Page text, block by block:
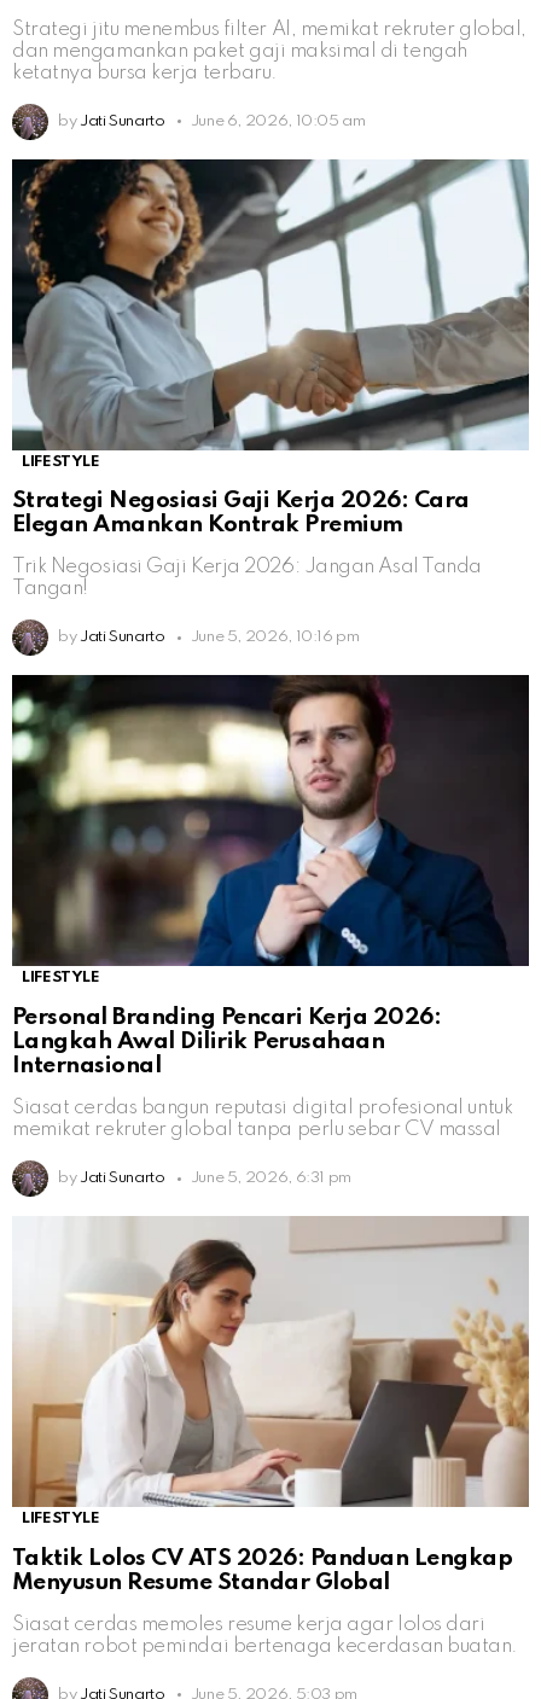
Strategi jitu menembus filter AI, memikat rekruter global,
dan mengamankan paket gaji maksimal di tengah
ketatnya bursa kerja terbaru.
by Jati Sunarto June 6, 2026, 10:05 am
LIFESTYLE
Strategi Negosiasi Gaji Kerja 2026: Cara
Elegan Amankan Kontrak Premium
Trik Negosiasi Gaji Kerja 2026: Jangan Asal Tanda
Tangan!
by Jati Sunarto June 5, 2026, 10:16 pm
LIFESTYLE
Personal Branding Pencari Kerja 2026:
Langkah Awal Dilirik Perusahaan
Internasional
Siasat cerdas bangun reputasi digital profesional untuk
memikat rekruter global tanpa perlu sebar CV massal
by Jati Sunarto June 5, 2026, 6:31 pm
LIFESTYLE
Taktik Lolos CV ATS 2026: Panduan Lengkap
Menyusun Resume Standar Global
Siasat cerdas memoles resume kerja agar lolos dari
jeratan robot pemindai bertenaga kecerdasan buatan.
by Jati Sunarto June 5, 2026, 5:03 pm